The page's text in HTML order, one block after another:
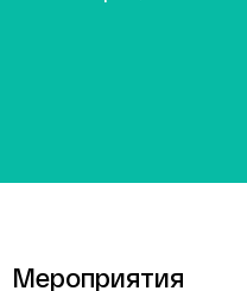
Мероприятия